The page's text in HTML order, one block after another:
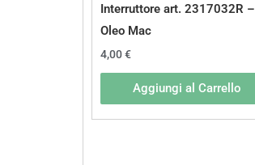
Interruttore art. 2317032R –
Oleo Mac
4,00€
Aggiungi al Carrello